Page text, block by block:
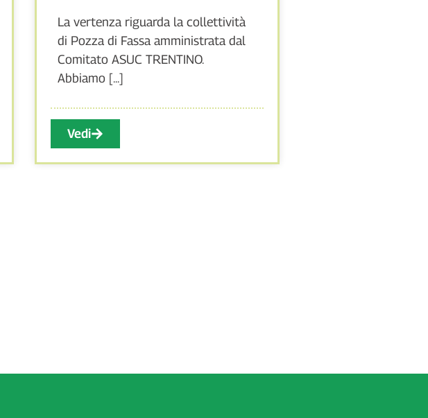
La vertenza riguarda la collettività
di Pozza di Fassa amministrata dal
Comitato ASUC TRENTINO.
Abbiamo [...]
Vedi